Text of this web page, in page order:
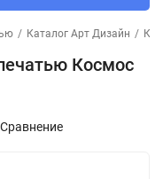
/ Каталог Арт Дизайн /
Космос
Сравнение